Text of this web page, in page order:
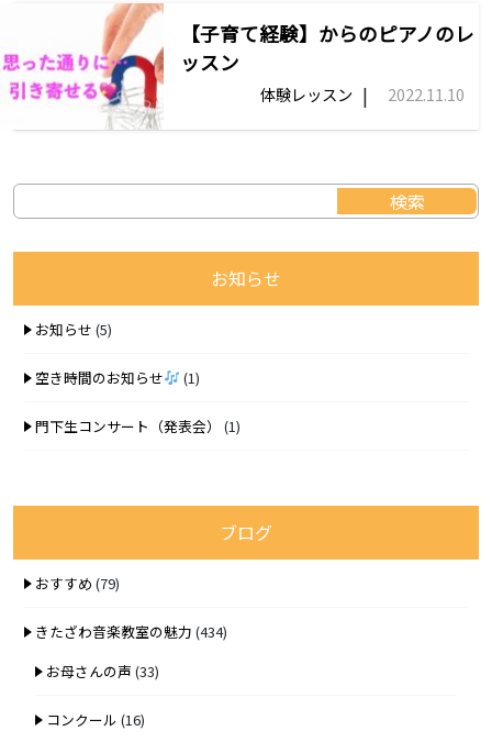
【子育て経験】からのピアノのレ
ッスン
体験レッスン | 2022.11.10
お知らせ
お知らせ (5)
空き時間のお知らせ (1)
門下生コンサート（発表会） (1)
ブログ
おすすめ (79)
きたざわ音楽教室の魅力 (434)
お母さんの声 (33)
コンクール (16)